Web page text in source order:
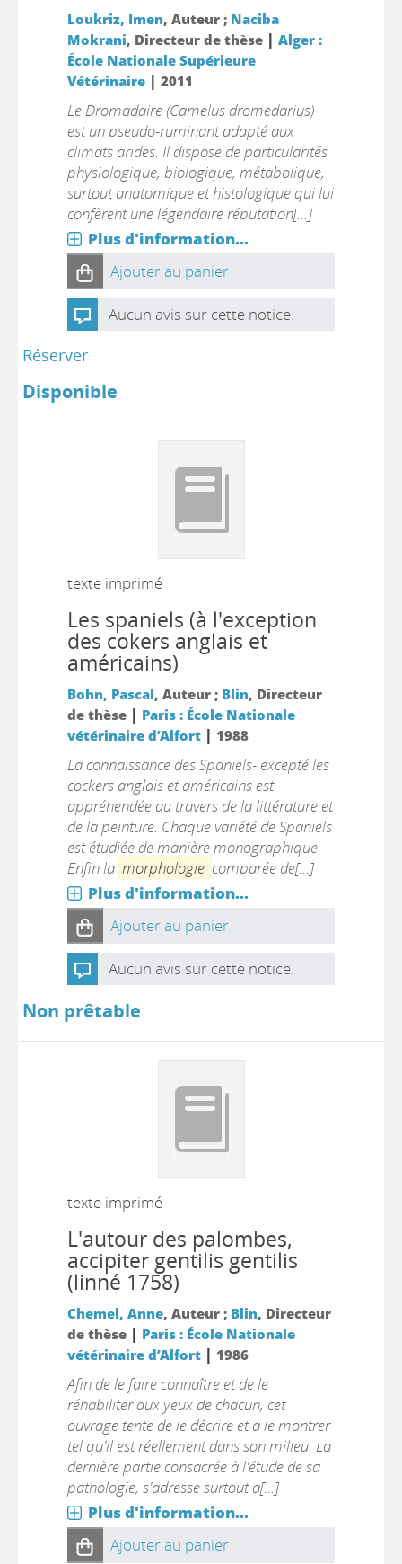
Loukriz, Imen, Auteur ; Naciba
Mokrani, Directeur de thèse | Alger :
École Nationale Supérieure
Vétérinaire| 2011
Le Dromadaire (Camelus dromedarius)
est un pseudo-ruminant adapté aux
climats arides. Il dispose de particularités
physiologique, biologique, métabolique,
surtout anatomique et histologique qui lui
confèrent une légendaire réputation[...]
Plus d'information...
Ajouter au panier
Aucun avis sur cette notice.
Réserver
Disponible
texte imprimé
Les spaniels (à l'exception
des cokers anglais et
américains)
Bohn, Pascal, Auteur ; Blin, Directeur
de thèse | Paris : École Nationale
vétérinaire d’Alfort| 1988
La connaissance des Spaniels- excepté les
cockers anglais et américains est
appréhendée au travers de la littérature et
de la peinture. Chaque variété de Spaniels
est étudiée de manière monographique.
Enfin la morphologie comparée de[...]
Plus d'information...
Ajouter au panier
Aucun avis sur cette notice.
Non prêtable
texte imprimé
L'autour des palombes,
accipiter gentilis gentilis
(linné 1758)
Chemel, Anne, Auteur ; Blin, Directeur
de thèse | Paris : École Nationale
vétérinaire d’Alfort| 1986
Afin de le faire connaître et de le
réhabiliter aux yeux de chacun, cet
ouvrage tente de le décrire et a le montrer
tel qu'il est réellement dans son milieu. La
dernière partie consacrée à l'étude de sa
pathologie, s'adresse surtout a[...]
Plus d'information...
Ajouter au panier